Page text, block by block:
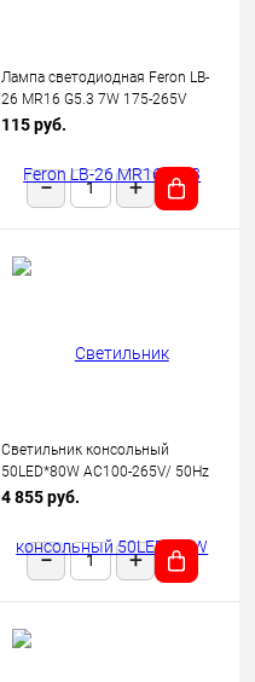
Лампа светодиодная Feron LB-
26 MR16 G5.3 7W 175-265V
2700K
115 руб.
Светильник консольный
50LED*80W AC100-265V/ 50Hz
SP2923 цвет серый (IP65),
4 855 руб.